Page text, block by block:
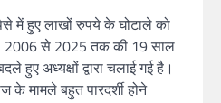
में हुए लाखों रुपये के घोटाले को
2006 से 2025 तक की 19 साल
हुए अध्यक्षों द्वारा चलाई गई है।
के मामले बहुत पारदर्शी होने